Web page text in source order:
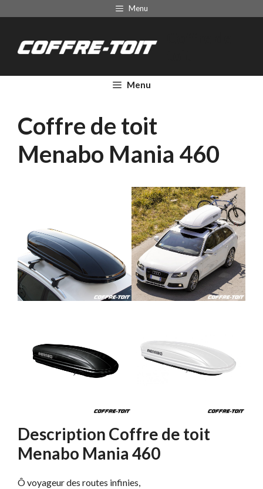
Menu
Menu
Coffre de toit
Menabo Mania 460
Description Coffre de toit
Menabo Mania 460
Ô voyageur des routes infinies,